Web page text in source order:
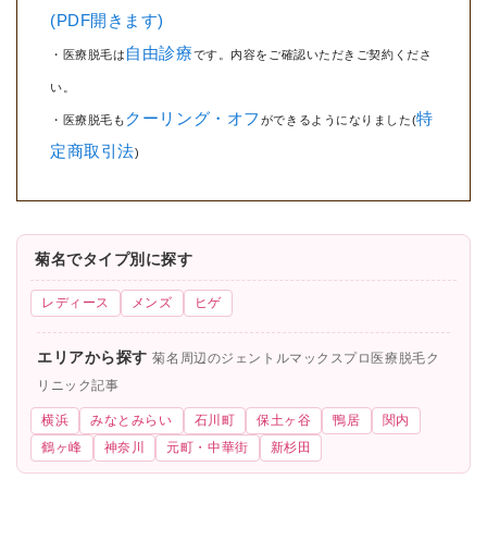
(PDF開きます)
・医療脱毛は 自由診療です。内容をご確認いただきご契約くださ
い。
・医療脱毛も クーリング・オフ ができるようになりました(特
定商取引法)
菊名でタイプ別に探す
レディース メンズ ヒゲ
エリアから探す菊名周辺のジェントルマックスプロ医療脱毛ク
リニック記事
横浜 みなとみらい 石川町 保土ヶ谷 鴨居
関内
鶴ヶ峰
神奈川 元町・中華街 新杉田